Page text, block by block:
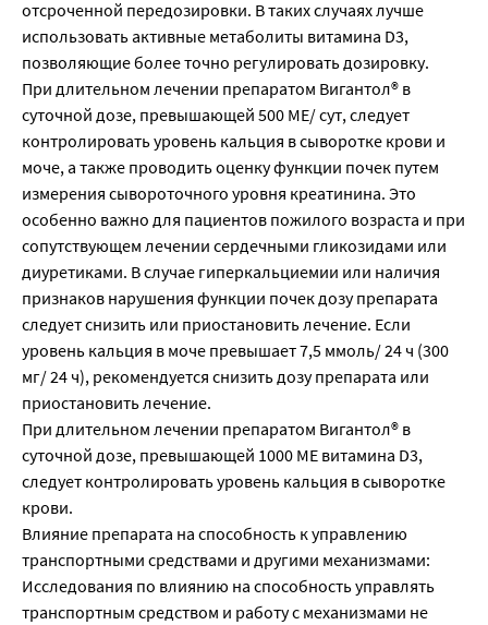
отсроченной передозировки. В таких случаях лучше
использовать активные метаболиты витамина D3,
позволяющие более точно регулировать дозировку.
При длительном лечении препаратом Вигантол® в
суточной дозе, превышающей 500 МЕ/ сут, следует
контролировать уровень кальция в сыворотке крови и
моче, а также проводить оценку функции почек путем
измерения сывороточного уровня креатинина. Это
особенно важно для пациентов пожилого возраста и при
сопутствующем лечении сердечными гликозидами или
диуретиками. В случае гиперкальциемии или наличия
признаков нарушения функции почек дозу препарата
следует снизить или приостановить лечение. Если
уровень кальция в моче превышает 7,5 ммоль/ 24 ч (300
мг/ 24 ч), рекомендуется снизить дозу препарата или
приостановить лечение.
При длительном лечении препаратом Вигантол® в
суточной дозе, превышающей 1000 МЕ витамина D3,
следует контролировать уровень кальция в сыворотке
крови.
Влияние препарата на способность к управлению
транспортными средствами и другими механизмами:
Исследования по влиянию на способность управлять
транспортным средством и работу с механизмами не